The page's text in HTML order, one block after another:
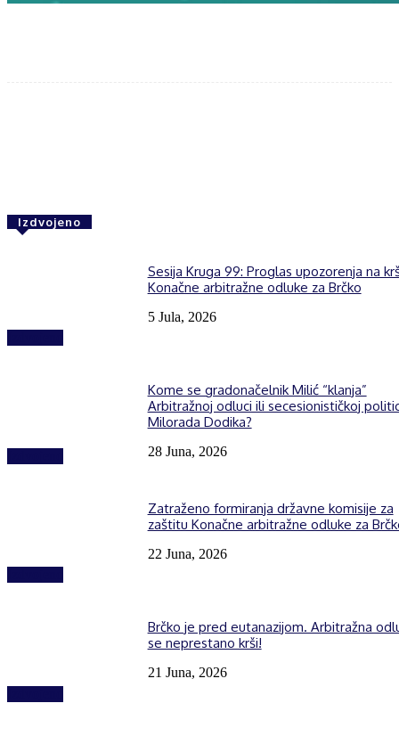
Izdvojeno
Sesija Kruga 99: Proglas upozorenja na
Konačne arbitražne odluke za Brčko
5 Jula, 2026
Kome se gradonačelnik Milić “klanja”
Arbitražnoj odluci ili secesionističkoj
Milorada Dodika?
28 Juna, 2026
Zatraženo formiranja državne komisije za
zaštitu Konačne arbitražne odluke za
22 Juna, 2026
Brčko je pred eutanazijom. Arbitražna
se neprestano krši!
21 Juna, 2026